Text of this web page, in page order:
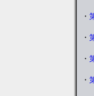
・
・
・
・